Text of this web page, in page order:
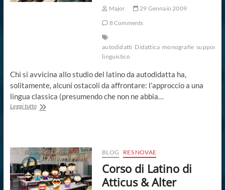
Major
29 Gennaio 2009
8 Comments
autodidatti Didattica monografie supporto
linguistico
Chi si avvicina allo studio del latino da autodidatta ha,
solitamente, alcuni ostacoli da affrontare: l’approccio a una
lingua classica (presumendo che non ne abbia…
Leggi tuttoVia
BLOG
RES NOVAE
Corso di Latino di
Atticus & Alter